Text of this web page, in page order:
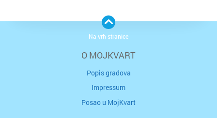
O MOJKVART
Popis gradova
Impressum
Posao u MojKvart
Na vrh stranice